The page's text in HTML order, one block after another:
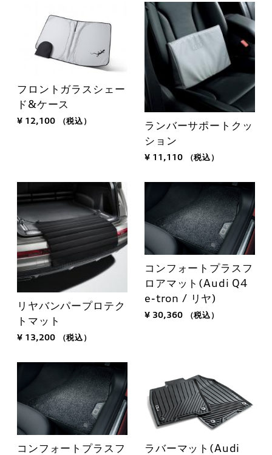
フロントガラスシェー
ド&ケース
¥ 12,100 （税込）
ランバーサポートクッ
ション
¥ 11,110 （税込）
リヤバンパープロテク
トマット
¥ 13,200 （税込）
コンフォートプラスフ
ロアマット(Audi Q4
e-tron / リヤ)
¥ 30,360 （税込）
コンフォートプラスフ
ラバーマット(Audi